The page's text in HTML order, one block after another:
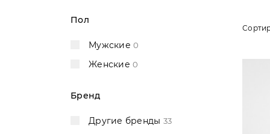
Пол
Мужские 0
Женские 0
Бренд
Другие бренды 33